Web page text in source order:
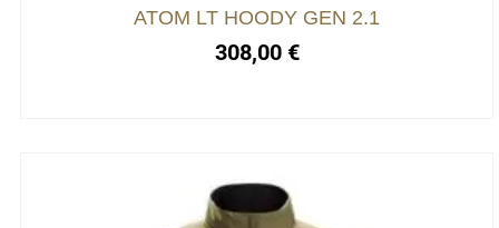
ATOM LT HOODY GEN 2.1
308,00 €